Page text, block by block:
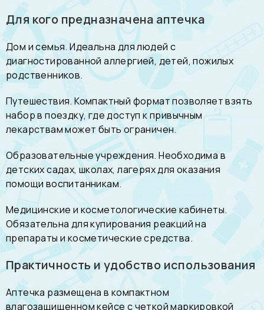
Для кого предназначена аптечка
Дом и семья. Идеальна для людей с
диагностированной аллергией, детей, пожилых
родственников.
Путешествия. Компактный формат позволяет взять
набор в поездку, где доступ к привычным
лекарствам может быть ограничен.
Образовательные учреждения. Необходима в
детских садах, школах, лагерях для оказания
помощи воспитанникам.
Медицинские и косметологические кабинеты.
Обязательна для купирования реакций на
препараты и косметические средства.
Практичность и удобство использования
Аптечка размещена в компактном
влагозащищенном кейсе с четкой маркировкой